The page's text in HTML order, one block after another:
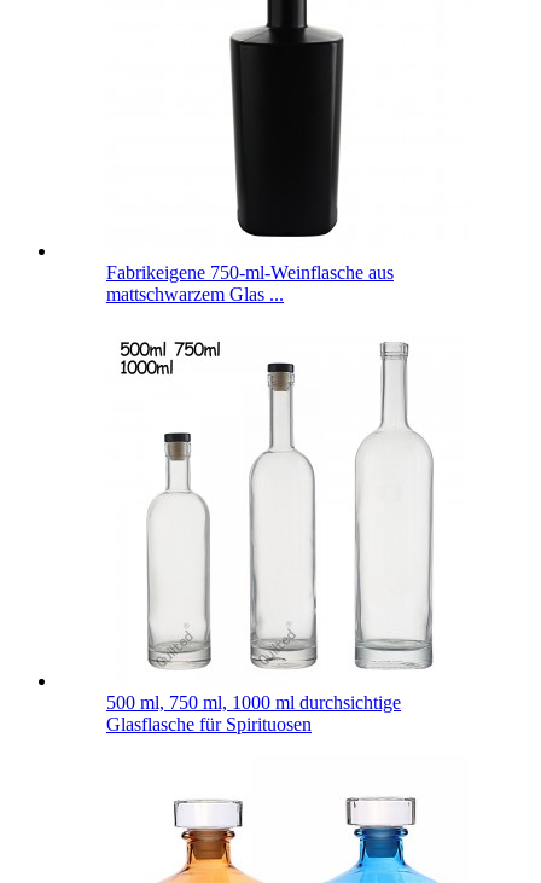
Fabrikeigene 750-ml-Weinflasche aus
mattschwarzem Glas ...
500 ml, 750 ml, 1000 ml durchsichtige
Glasflasche für Spirituosen